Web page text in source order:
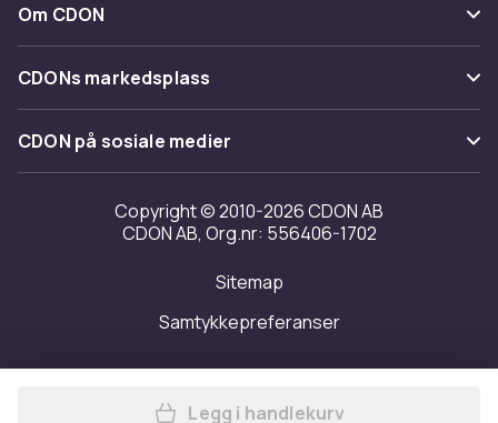
Kontakt oss
Tilbakekallinger
Kategorier
Varemerker
Om CDON
Om oss
Kundeanmeldelser
Jobbe på CDON
Investor relations
Tilgjengelighet
CDONs markedsplass
Merchant Help Center
CDON på sosiale medier
Copyright © 2010-2026 CDON AB
CDON AB, Org.nr: 556406-1702
Sitemap
Samtykkepreferanser
Legg i handlekurv